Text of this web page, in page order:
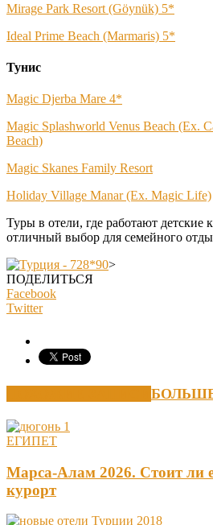
Mirage Park Resort (Göynük) 5*
Ideal Prime Beach (Marmaris) 5*
Тунис
Magic Djerba Mare 4*
Magic Splashworld Venus Beach (Ex.
Beach)
Magic Skanes Family Resort
Holiday Village Manar (Ex. Magic Life)
Туры в отели, где работают
отличный выбор для семейного
>
ПОДЕЛИТЬСЯ
Facebook
Twitter
ЕГИПЕТ
Марса-Алам 2026. Стоит ли
курорт